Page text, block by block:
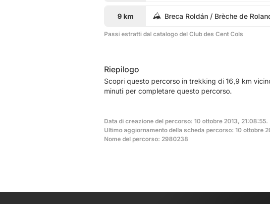
9 km Breca Roldán / Brèche de
Passi estratti dal catalogo del Club des Cent Cols
Riepilogo
Scopri questo percorso in trekking di 16,9 km
minuti per completare questo percorso.
Data di creazione del percorso: 10 ottobre 2013, 21:08:55.
Ultimo aggiornamento della scheda percorso: 10 ottobre
Nome del percorso: 2980238